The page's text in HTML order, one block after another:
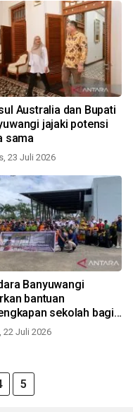
Australia dan Bupati
jajaki potensi
sama
23 Juli 2026
Banyuwangi
bantuan
sekolah bagi
SD
22 Juli 2026
5